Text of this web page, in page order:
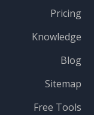
Pricing
Knowledge
Blog
Sitemap
Free Tools